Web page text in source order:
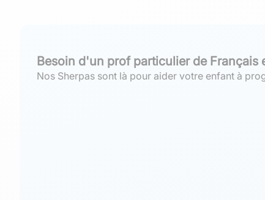
Besoin d'un prof particulier de Français
Nos Sherpas sont là pour aider votre enfant à